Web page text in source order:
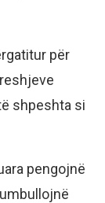
për
shpeshta si
pengojnë